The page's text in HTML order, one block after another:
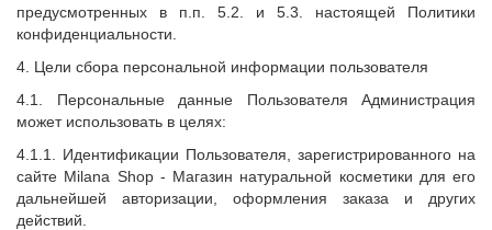
предусмотренных в п.п. 5.2. и 5.3. настоящей Политики
конфиденциальности.
4. Цели сбора персональной информации пользователя
4.1. Персональные данные Пользователя Администрация
может использовать в целях:
4.1.1. Идентификации Пользователя, зарегистрированного на
сайте Milana Shop- Магазин натуральной косметики для его
дальнейшей авторизации, оформления заказа и других
действий.